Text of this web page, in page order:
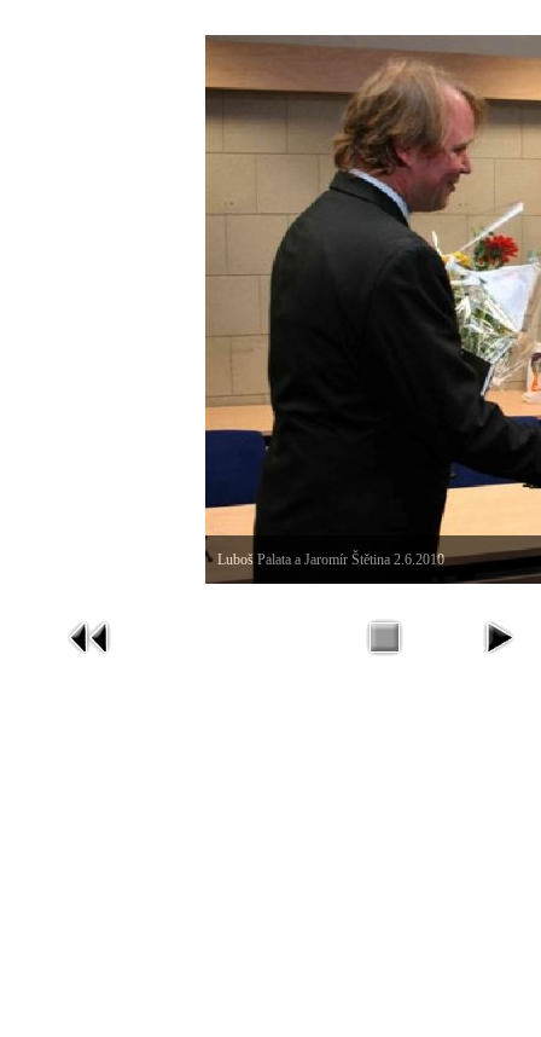
Luboš Palata a Jaromír Štětina 2.6.2010